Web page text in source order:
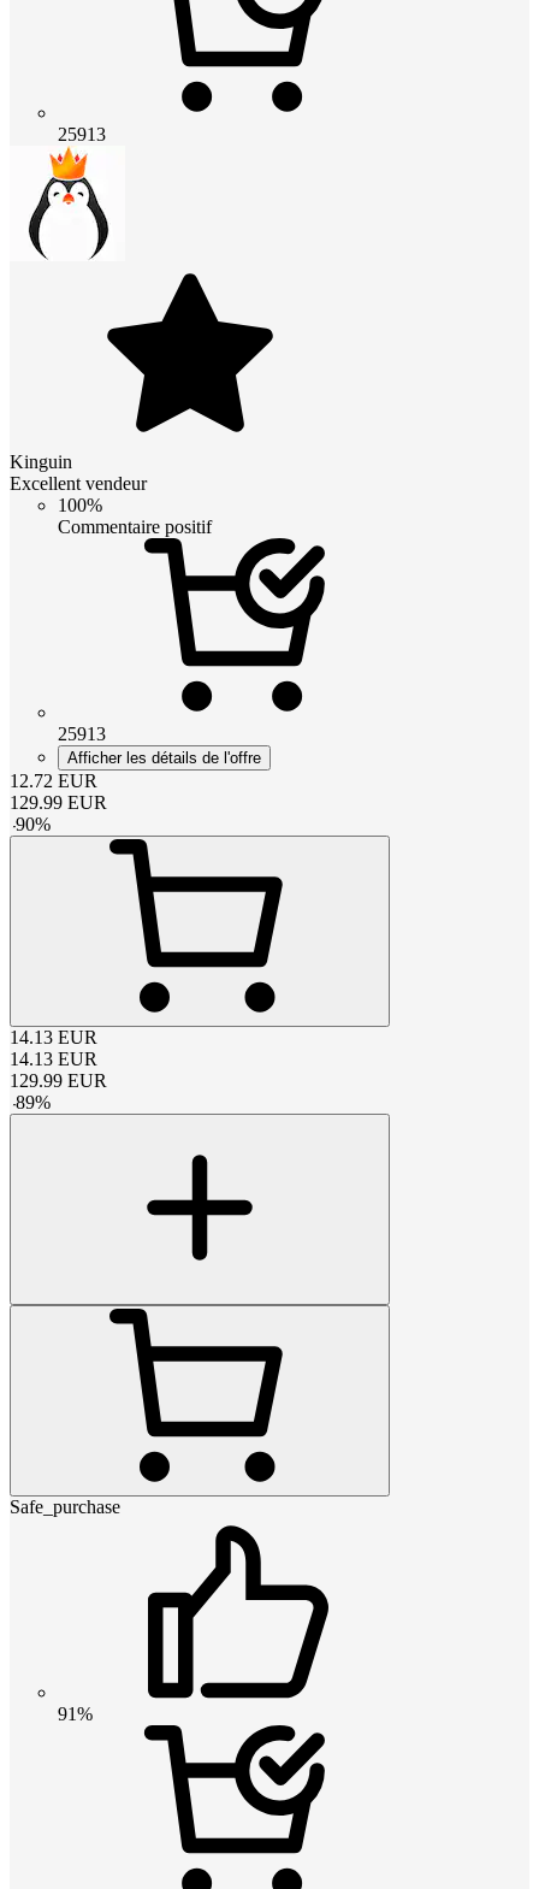
25913
Kinguin
Excellent vendeur
100%
Commentaire positif
25913
Afficher les détails de l'offre
12.72 EUR
129.99 EUR
-90%
14.13 EUR
14.13 EUR
129.99 EUR
-89%
Safe_purchase
91%